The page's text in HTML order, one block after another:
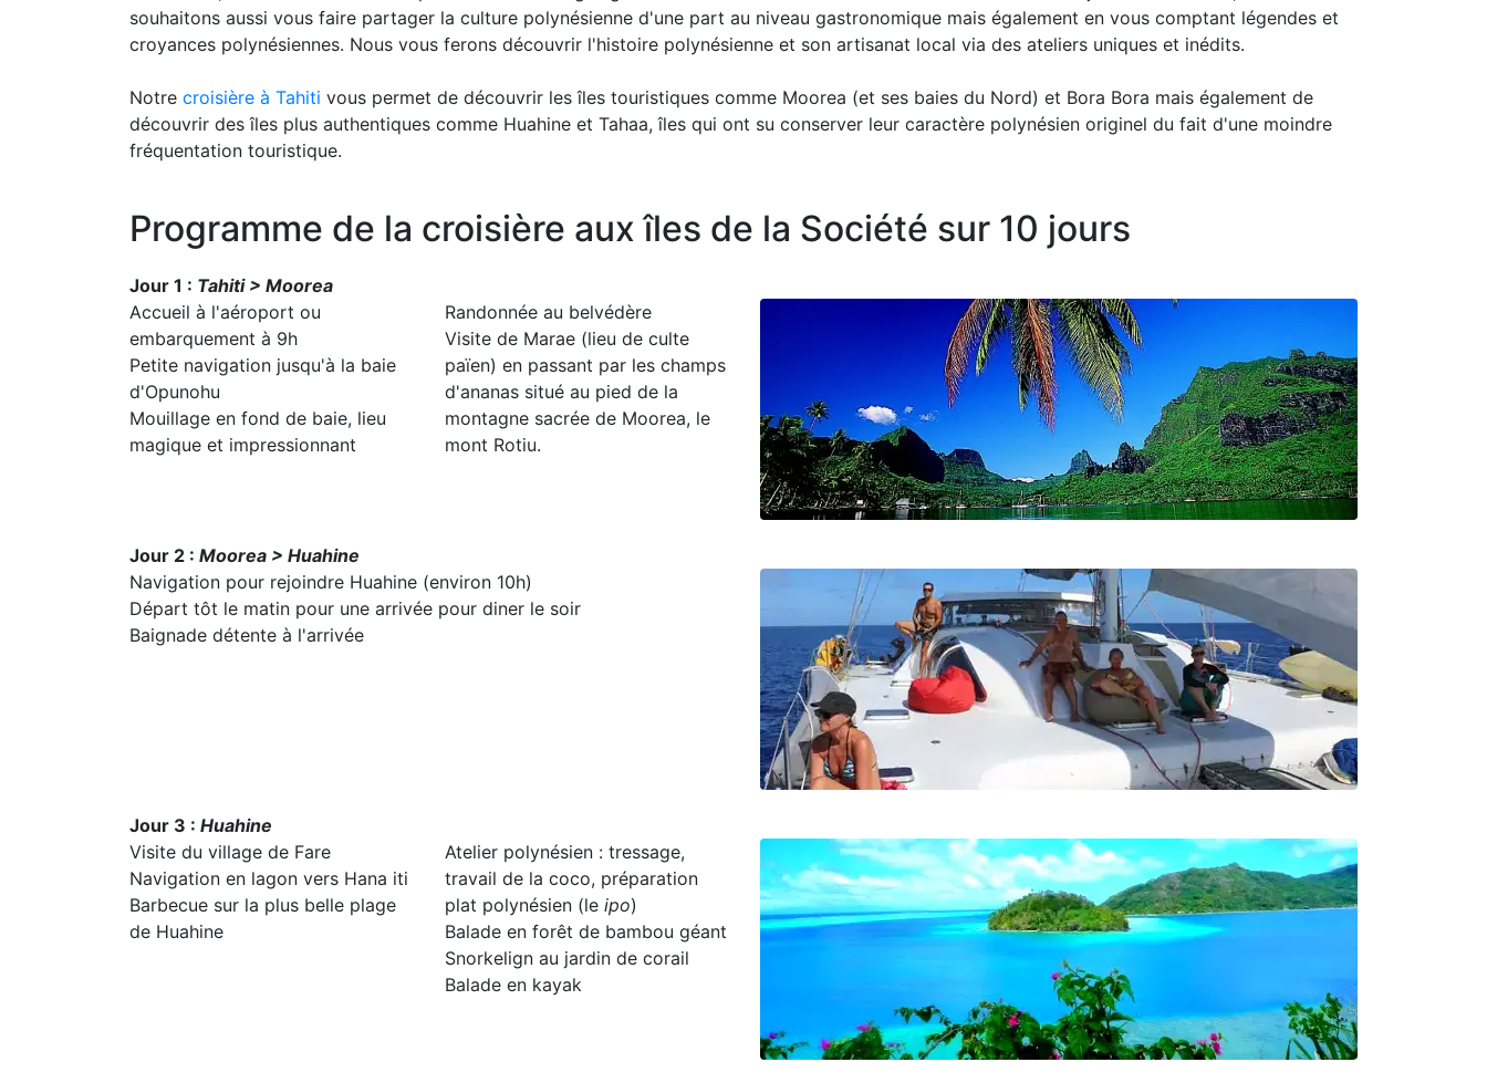
souhaitons aussi vous faire partager la culture polynésienne d'une part au niveau gastronomique mais également en vous comptant légendes et
croyances polynésiennes. Nous vous ferons découvrir l'histoire polynésienne et son artisanat local via des ateliers uniques et inédits.
Notre croisière à Tahiti vous permet de découvrir les îles touristiques comme Moorea (et ses baies du Nord) et Bora Bora mais également de
découvrir des îles plus authentiques comme Huahine et Tahaa, îles qui ont su conserver leur caractère polynésien originel du fait d'une moindre
fréquentation touristique.
Programme de la croisière aux îles de la Société sur 10 jours
Jour 1 : Tahiti > Moorea
Accueil à l'aéroport ou
embarquement à 9h
Petite navigation jusqu'à la baie
d'Opunohu
Mouillage en fond de baie, lieu
magique et impressionnant
Randonnée au belvédère
Visite de Marae (lieu de culte
païen) en passant par les champs
d'ananas situé au pied de la
montagne sacrée de Moorea, le
mont Rotiu.
Jour 2 : Moorea > Huahine
Navigation pour rejoindre Huahine (environ 10h)
Départ tôt le matin pour une arrivée pour diner le soir
Baignade détente à l'arrivée
Jour 3 : Huahine
Visite du village de Fare
Navigation en lagon vers Hana iti
Barbecue sur la plus belle plage
de Huahine
Atelier polynésien : tressage,
travail de la coco, préparation
plat polynésien (le ipo)
Balade en forêt de bambou géant
Snorkelign au jardin de corail
Balade en kayak